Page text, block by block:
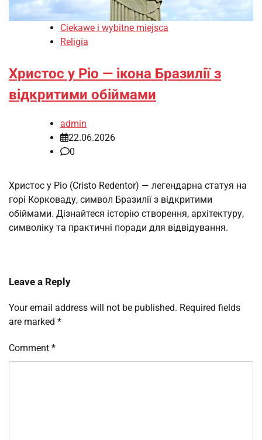
Ciekawe i wybitne miejsca
Religia
Христос у Ріо — ікона Бразилії з
відкритими обіймами
admin
22.06.2026
0
Христос у Ріо (Cristo Redentor) — легендарна статуя на
горі Корковаду, символ Бразилії з відкритими
обіймами. Дізнайтеся історію створення, архітектуру,
символіку та практичні поради для відвідування.
Leave a Reply
Your email address will not be published. Required fields
are marked *
Comment *